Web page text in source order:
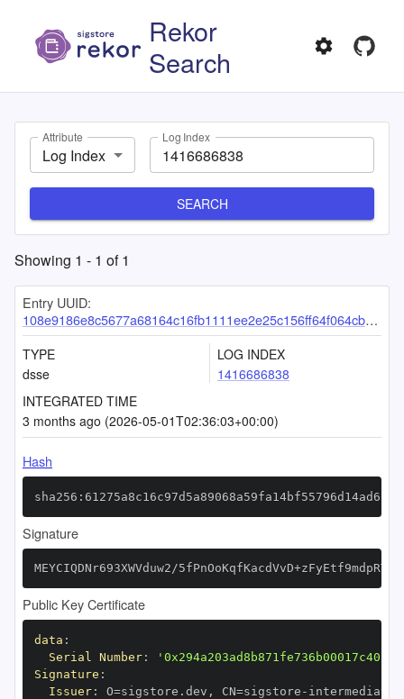
Rekor
Search
Attribute
Log Index
Log Index
SEARCH
Showing 1 - 1 of1
Entry UUID:
108e9186e8c5677a68164c16fb1111ee2e25c156ff64f064cb6d9a6b8a9fe4b0256aeee8ef968cda
TYPE
dsse
LOG INDEX
1416686838
INTEGRATED TIME
3 months ago (2026-05-01T02:36:03+00:00)
Hash
Signature
MEYCIQDNr693XWVduw2/
Public Key Certificate
data :
Serial Number:
Signature :
Issuer: O=sigstore.dev , CN=sigstore -